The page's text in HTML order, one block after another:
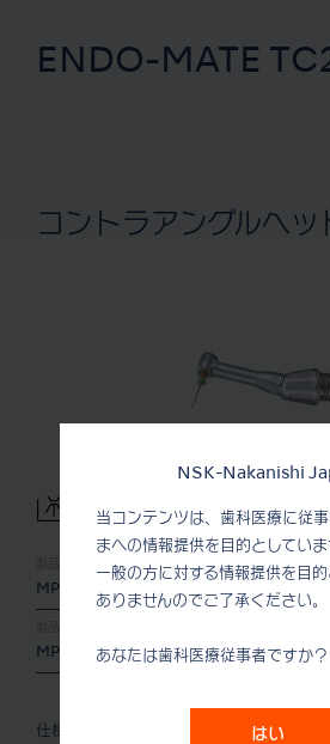
NSK-Nakanishi
当コンテンツは、歯科医療に従
まへの情報提供を目的としていま
一般の方に対する情報提供を目
ありませんのでご了承ください。
あなたは歯科医療従事者ですか？
はい
ENDO-MATE
コントラアングルヘッ
MP-F20R
MP-F16R
仕様